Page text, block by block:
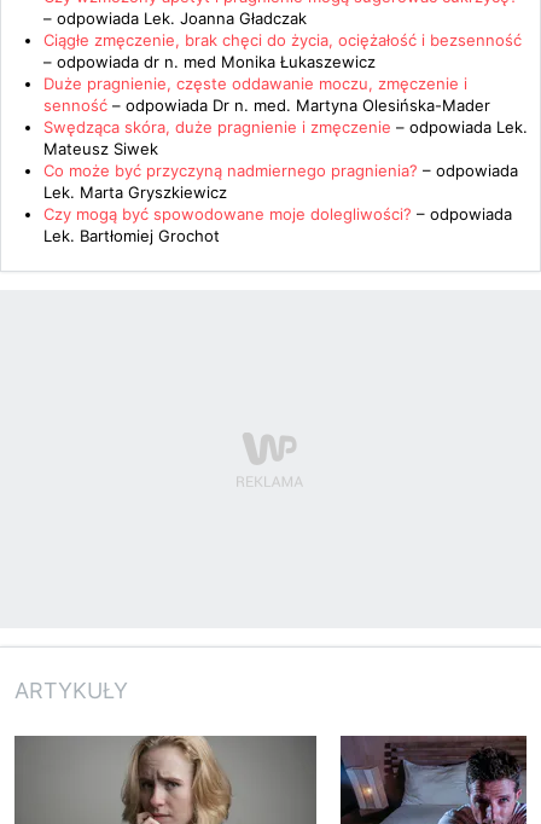
– odpowiada Lek. Joanna Gładczak
Ciągłe zmęczenie, brak chęci do życia, ociężałość i bezsenność
– odpowiada dr n. med Monika Łukaszewicz
Duże pragnienie, częste oddawanie moczu, zmęczenie i
senność – odpowiada Dr n. med. Martyna Olesińska-Mader
Swędząca skóra, duże pragnienie i zmęczenie – odpowiada Lek.
Mateusz Siwek
Co może być przyczyną nadmiernego pragnienia? – odpowiada
Lek. Marta Gryszkiewicz
Czy mogą być spowodowane moje dolegliwości? – odpowiada
Lek. Bartłomiej Grochot
ARTYKUŁY